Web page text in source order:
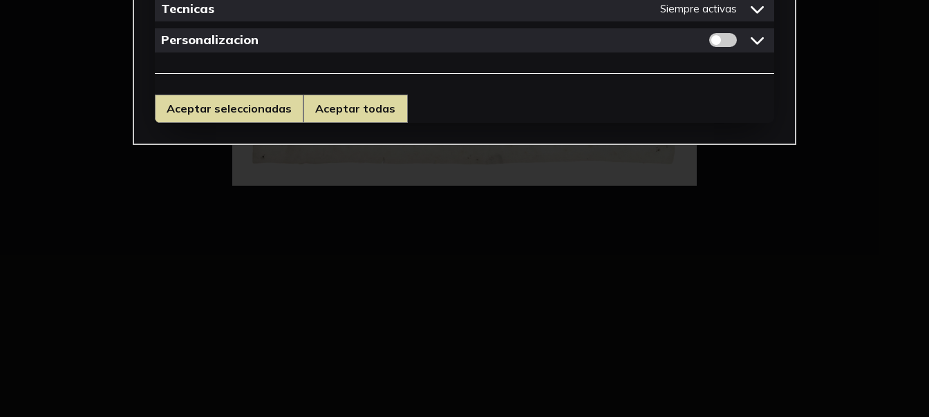
Tecnicas Siempre activas
Personalizacion Permitir cookies de Personalizacion
Aceptar seleccionadas Aceptar todas